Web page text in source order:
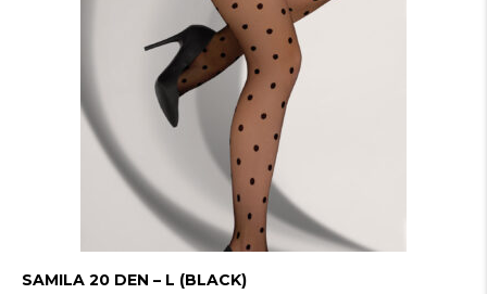
SAMILA 20 DEN – L (BLACK)